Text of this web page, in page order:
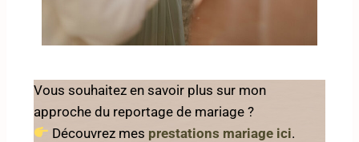
Vous souhaitez en savoir plus sur mon
approche du reportage de mariage ?
Découvrez mes prestations mariage ici.